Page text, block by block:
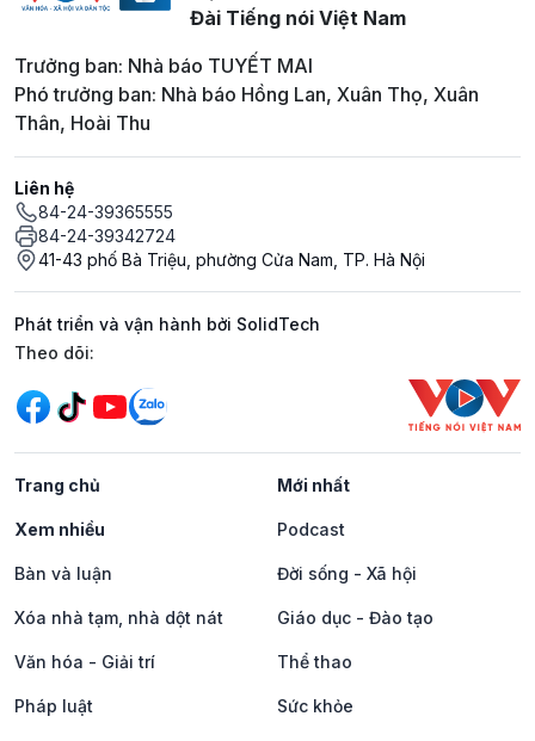
Đài Tiếng nói Việt Nam
Trưởng ban: Nhà báo TUYẾT MAI
Phó trưởng ban: Nhà báo Hồng Lan, Xuân Thọ, Xuân
Thân, Hoài Thu
Liên hệ
84-24-39365555
84-24-39342724
41-43 phố Bà Triệu, phường Cửa Nam, TP. Hà Nội
Phát triển và vận hành bởi SolidTech
Mạng xã hội
Theo dõi:
Trang chủ Mới nhất
Xem nhiều Podcast
Bàn và luận Đời sống - Xã hội
Xóa nhà tạm, nhà dột nát Giáo dục - Đào tạo
Văn hóa - Giải trí Thể thao
Pháp luật Sức khỏe